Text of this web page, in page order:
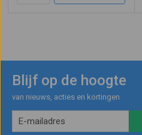
Blijf op de hoogte
van nieuws, acties en kortingen